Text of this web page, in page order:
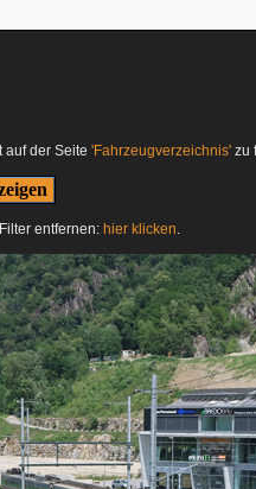
auf der Seite 'Fahrzeugverzeichnis' zu
entfernen: hier klicken.